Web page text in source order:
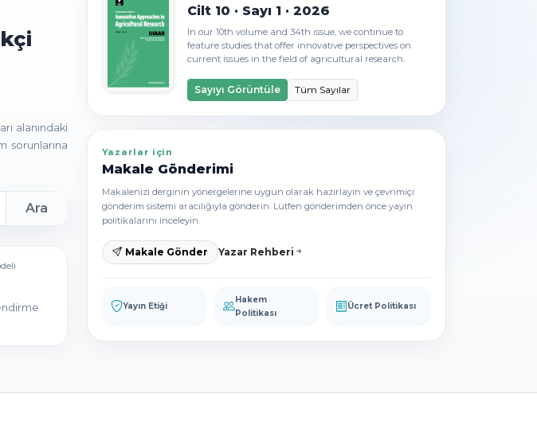
alanındaki
sorunlarına
Ara
Cilt 10 · Sayı 1 · 2026
In our 10th volume and 34th issue, we continue to
feature studies that offer innovative perspectives on
current issues in the field of agricultural research.
Sayıyı Görüntüle Tüm Sayılar
Yazarlar için
Makale Gönderimi
Makalenizi derginin yönergelerine uygun olarak hazırlayın ve çevrimiçi
gönderim sistemi aracılığıyla gönderin. Lütfen gönderimden önce yayın
politikalarını inceleyin.
Makale Gönder Yazar Rehberi
Yayın Etiği
Hakem
Politikası
Ücret Politikası